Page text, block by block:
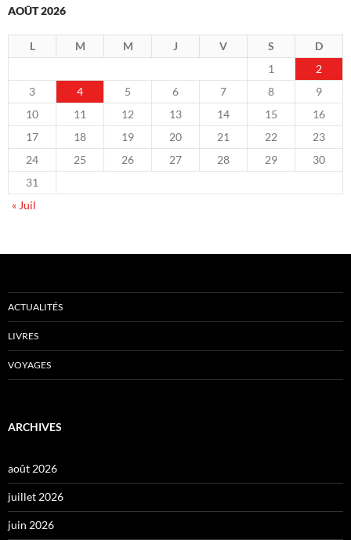
AOÛT 2026
L M M J V S
D
1
2
3
4 5 6 7 8
9
10
11 12 13 14 15
16
17
18 19 20 21 22
23
24
25 26 27 28 29
30
31
« Juil
ACTUALITÉS
LIVRES
VOYAGES
ARCHIVES
août 2026
juillet 2026
juin 2026